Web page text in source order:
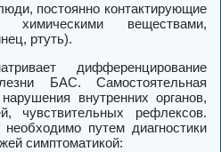
постоянно контактирующие
химическими веществами,
ртуть).
дифференцирование
БАС. Самостоятельная
внутренних органов,
чувствительных рефлексов.
путем диагностики
симптоматикой: